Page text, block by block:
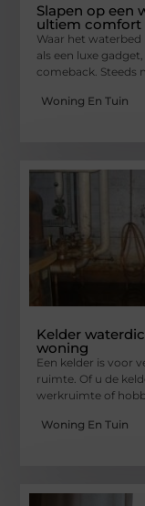
Slapen op een
ultiem comfort
Waar het waterbed
als een luxe
comeback. Steeds
Woning En Tuin
Kelder
woning
Een kelder is voor
ruimte. Of u de
werkruimte of
Woning En Tuin